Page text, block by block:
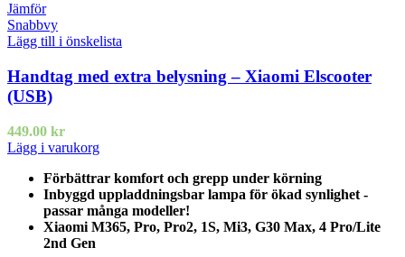
Jämför
Snabbvy
Lägg till i önskelista
Handtag med extra belysning – Xiaomi Elscooter
(USB)
449.00 kr
Lägg i varukorg
Förbättrar komfort och grepp under körning
Inbyggd uppladdningsbar lampa för ökad synlighet -
passar många modeller!
Xiaomi M365, Pro, Pro2, 1S, Mi3, G30 Max, 4 Pro/Lite
2nd Gen